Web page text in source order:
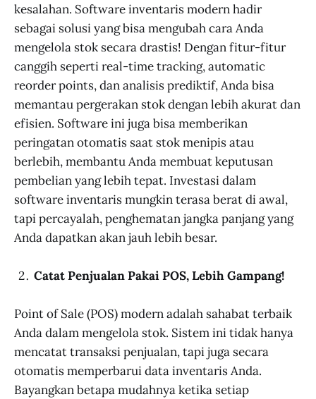
kesalahan. Software inventaris modern hadir
sebagai solusi yang bisa mengubah cara Anda
mengelola stok secara drastis! Dengan fitur-fitur
canggih seperti real-time tracking, automatic
reorder points, dan analisis prediktif, Anda bisa
memantau pergerakan stok dengan lebih akurat dan
efisien. Software ini juga bisa memberikan
peringatan otomatis saat stok menipis atau
berlebih, membantu Anda membuat keputusan
pembelian yang lebih tepat. Investasi dalam
software inventaris mungkin terasa berat di awal,
tapi percayalah, penghematan jangka panjang yang
Anda dapatkan akan jauh lebih besar.
Catat Penjualan Pakai POS, Lebih Gampang!
Point of Sale (POS) modern adalah sahabat terbaik
Anda dalam mengelola stok. Sistem ini tidak hanya
mencatat transaksi penjualan, tapi juga secara
otomatis memperbarui data inventaris Anda.
Bayangkan betapa mudahnya ketika setiap